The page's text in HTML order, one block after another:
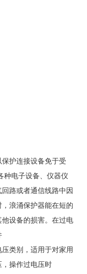
护连接设备免于受
种电子设备、仪器仪
路或者通信线路中因
浪涌保护器能在短的
设备的损害。在过电
类别，适用于对家用
操作过电压时